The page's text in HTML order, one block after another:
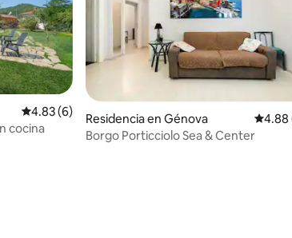
Calificación promedio: 4.83 de 5; 6 evaluaciones
4.83 (6)
cocina
Residencia en Génova
4.88
Borgo Porticciolo Sea & Center